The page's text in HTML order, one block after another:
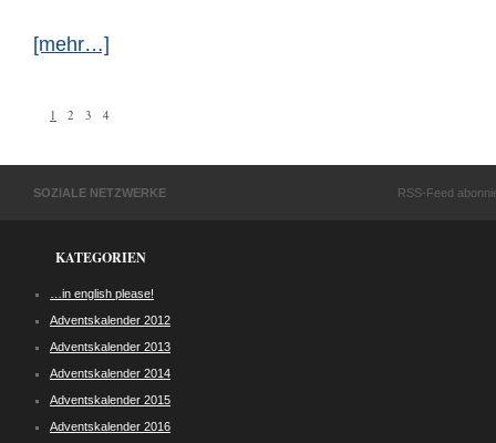
[mehr…]
1 2 3 4
SOZIALE NETZWERKE RSS-Feed
KATEGORIEN
…in english please!
Adventskalender 2012
Adventskalender 2013
Adventskalender 2014
Adventskalender 2015
Adventskalender 2016